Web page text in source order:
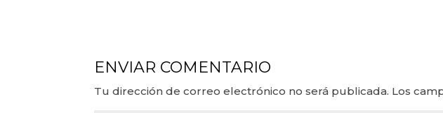
ENVIAR COMENTARIO
Tu dirección de correo electrónico no será publicada. Los